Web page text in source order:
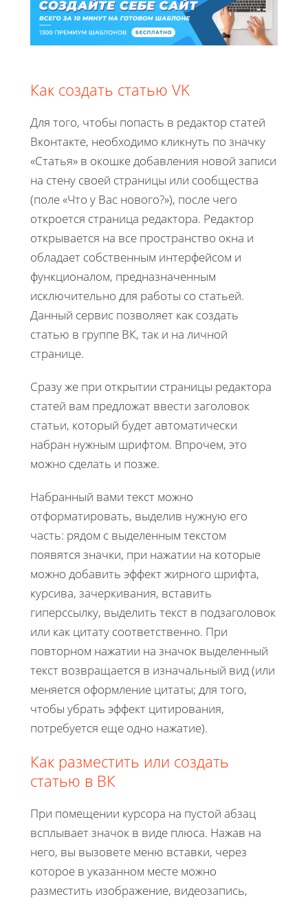
Как создать статью VK
Для того, чтобы попасть в редактор статей
Вконтакте, необходимо кликнуть по значку
«Статья» в окошке добавления новой записи
на стену своей страницы или сообщества
(поле «Что у Вас нового?»), после чего
откроется страница редактора. Редактор
открывается на все пространство окна и
обладает собственным интерфейсом и
функционалом, предназначенным
исключительно для работы со статьей.
Данный сервис позволяет как создать
статью в группе ВК, так и на личной
странице.
Сразу же при открытии страницы редактора
статей вам предложат ввести заголовок
статьи, который будет автоматически
набран нужным шрифтом. Впрочем, это
можно сделать и позже.
Набранный вами текст можно
отформатировать, выделив нужную его
часть: рядом с выделенным текстом
появятся значки, при нажатии на которые
можно добавить эффект жирного шрифта,
курсива, зачеркивания, вставить
гиперссылку, выделить текст в подзаголовок
или как цитату соответственно. При
повторном нажатии на значок выделенный
текст возвращается в изначальный вид (или
меняется оформление цитаты; для того,
чтобы убрать эффект цитирования,
потребуется еще одно нажатие).
Как разместить или создать
статью в ВК
При помещении курсора на пустой абзац
всплывает значок в виде плюса. Нажав на
него, вы вызовете меню вставки, через
которое в указанном месте можно
разместить изображение, видеозапись,